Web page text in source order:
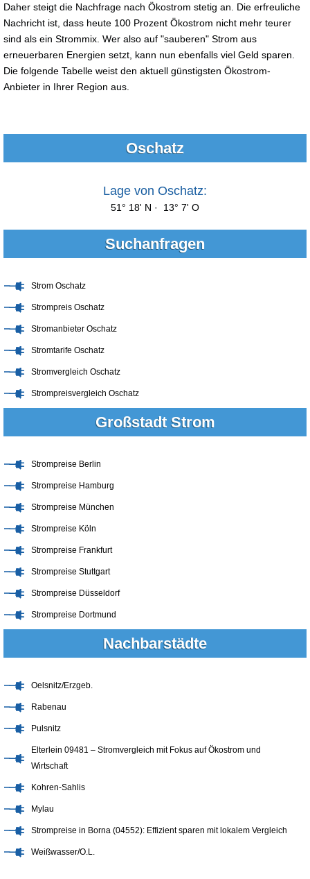
Daher steigt die Nachfrage nach Ökostrom stetig an. Die erfreuliche
Nachricht ist, dass heute 100 Prozent Ökostrom nicht mehr teurer
sind als ein Strommix. Wer also auf "sauberen" Strom aus
erneuerbaren Energien setzt, kann nun ebenfalls viel Geld sparen.
Die folgende Tabelle weist den aktuell günstigsten Ökostrom-
Anbieter in Ihrer Region aus.
Oschatz
Lage von Oschatz:
51° 18' N · 13° 7' O
Suchanfragen
Strom Oschatz
Strompreis Oschatz
Stromanbieter Oschatz
Stromtarife Oschatz
Stromvergleich Oschatz
Strompreisvergleich Oschatz
Großstadt Strom
Strompreise Berlin
Strompreise Hamburg
Strompreise München
Strompreise Köln
Strompreise Frankfurt
Strompreise Stuttgart
Strompreise Düsseldorf
Strompreise Dortmund
Nachbarstädte
Oelsnitz/Erzgeb.
Rabenau
Pulsnitz
Elterlein 09481 – Stromvergleich mit Fokus auf Ökostrom und
Wirtschaft
Kohren-Sahlis
Mylau
Strompreise in Borna (04552): Effizient sparen mit lokalem Vergleich
Weißwasser/O.L.